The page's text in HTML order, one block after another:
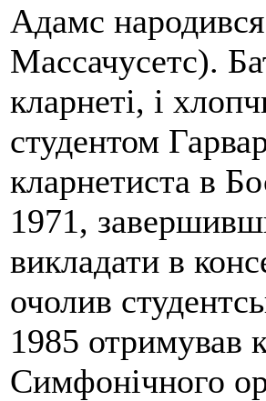
Адамс
Массачусетс).
кларнеті, і
студентом
кларнетиста в
1971,
викладати в
очолив
1985 отримував
Симфонічного